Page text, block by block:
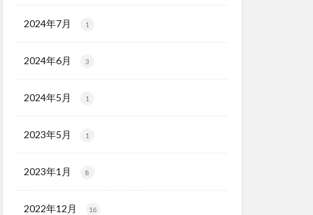
2024年7月 1
2024年6月 3
2024年5月 1
2023年5月 1
2023年1月 8
2022年12月 16